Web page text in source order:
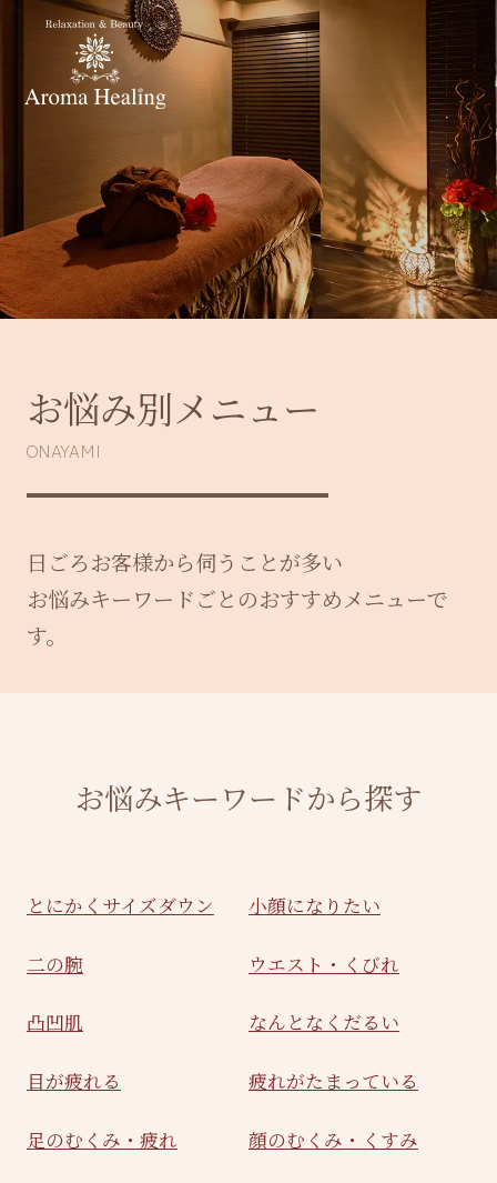
お悩み別メニュー
ONAYAMI
日ごろお客様から伺うことが多い
お悩みキーワードごとのおすすめメニューで
す。
お悩みキーワードから探す
とにかくサイズダウン 小顔になりたい
二の腕 ウエスト・くびれ
凸凹肌 なんとなくだるい
目が疲れる 疲れがたまっている
足のむくみ・疲れ 顔のむくみ・くすみ